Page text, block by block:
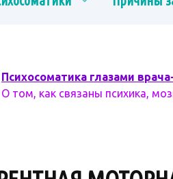
Психосоматика глазами
О том, как связаны психика,